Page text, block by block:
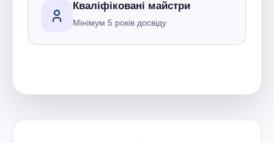
Кваліфіковані майстри
Мінімум 5 років досвіду